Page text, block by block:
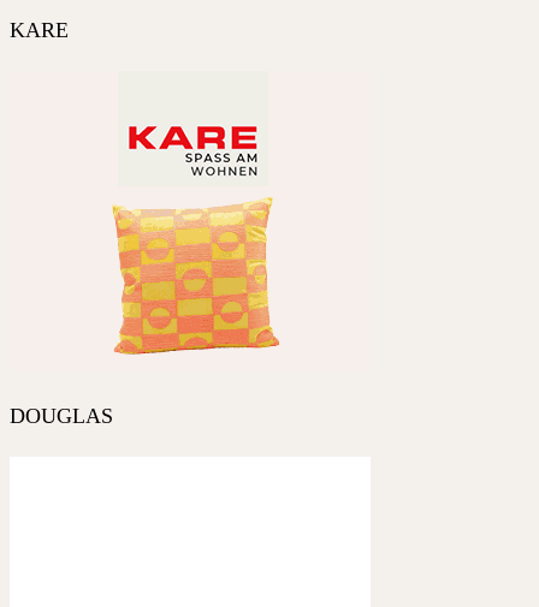
KARE
DOUGLAS